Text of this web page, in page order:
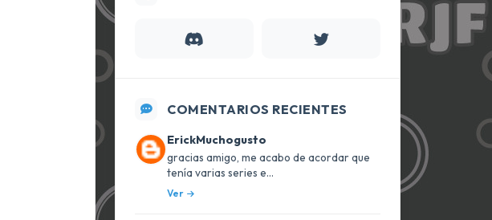
COMENTARIOS RECIENTES
ErickMuchogusto
gracias amigo, me acabo de acordar que
tenía varias series e...
Ver